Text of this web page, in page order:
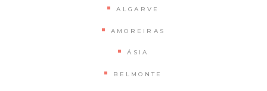
ALGARVE
AMOREIRAS
ÁSIA
BELMONTE